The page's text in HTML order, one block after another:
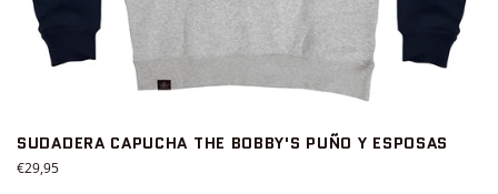
SUDADERA CAPUCHA THE BOBBY'S PUÑO Y ESPOSAS
Precio
€29,95